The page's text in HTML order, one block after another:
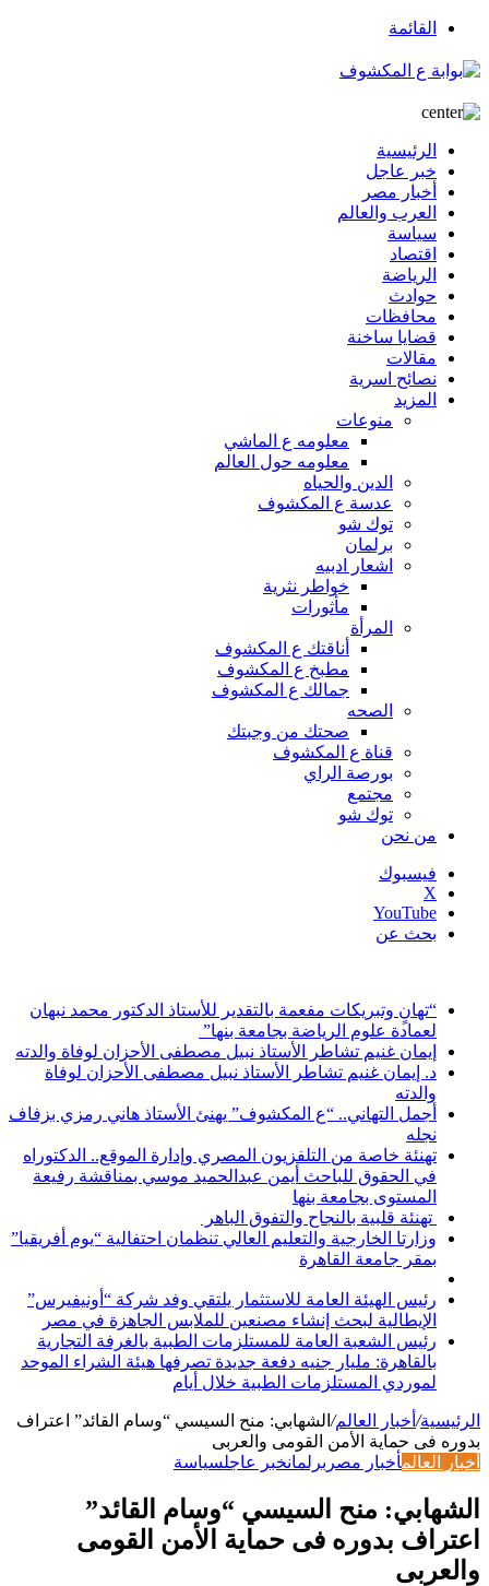
القائمة
الرئيسية
خبر عاجل
أخبار مصر
العرب والعالم
سياسة
اقتصاد
الرياضة
حوادث
محافظات
قضايا ساخنة
مقالات
نصائح اسرية
المزيد
منوعات
معلومه ع الماشي
معلومه حول العالم
الدين والحياه
عدسة ع المكشوف
توك شو
برلمان
اشعار ادبيه
خواطر نثرية
مأثورات
المرأة
أناقتك ع المكشوف
مطبخ ع المكشوف
جمالك ع المكشوف
الصحه
صحتك من وجبتك
قناة ع المكشوف
بورصة الراي
مجتمع
توك شو
من نحن
فيسبوك
‫X
‫YouTube
بحث عن
“تهانٍ وتبريكات مفعمة بالتقدير للأستاذ الدكتور محمد نبهان
لعمادة علوم الرياضة بجامعة بنها”
إيمان غنيم تشاطر الأستاذ نبيل مصطفى الأحزان لوفاة والدته
د. إيمان غنيم تشاطر الأستاذ نبيل مصطفى الأحزان لوفاة
والدته
أجمل التهاني.. “ع المكشوف” يهنئ الأستاذ هاني رمزي بزفاف
نجله
تهنئة خاصة من التلفزيون المصري وإدارة الموقع.. الدكتوراه
في الحقوق للباحث أيمن عبدالحميد موسي بمناقشة رفيعة
المستوى بجامعة بنها
تهنئة قلبية بالنجاح والتفوق الباهر
وزارتا الخارجية والتعليم العالي تنظمان احتفالية “يوم أفريقيا”
بمقر جامعة القاهرة
رئيس الهيئة العامة للاستثمار يلتقي وفد شركة “أونيفيرس”
الإيطالية لبحث إنشاء مصنعين للملابس الجاهزة في مصر
رئيس الشعبة العامة للمستلزمات الطبية بالغرفة التجارية
بالقاهرة: مليار جنيه دفعة جديدة تصرفها هيئة الشراء الموحد
لموردي المستلزمات الطبية خلال أيام
الرئيسية/ أخبار العالم/ الشهابي: منح السيسي “وسام القائد” اعتراف
بدوره فى حماية الأمن القومى والعربى
أخبار العالمأخبار مصر برلمانخبر عاجلسياسة
الشهابي: منح السيسي “وسام القائد”
اعتراف بدوره فى حماية الأمن القومى
والعربى